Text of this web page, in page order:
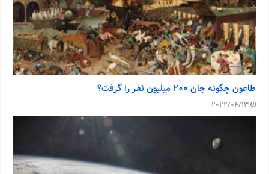
طاعون چگونه جان ۲۰۰ میلیون نفر را گرفت؟
2022/04/13